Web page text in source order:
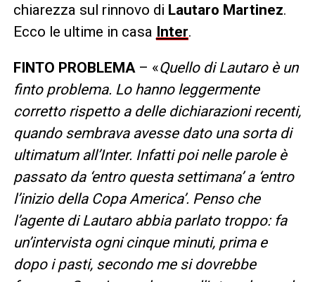
chiarezza sul rinnovo di Lautaro Martinez.
Ecco le ultime in casa Inter.
FINTO PROBLEMA– «Quello di Lautaro è un
finto problema. Lo hanno leggermente
corretto rispetto a delle dichiarazioni recenti,
quando sembrava avesse dato una sorta di
ultimatum all’Inter. Infatti poi nelle parole è
passato da ‘entro questa settimana’ a ‘entro
l’inizio della Copa America’. Penso che
l’agente di Lautaro abbia parlato troppo: fa
un’intervista ogni cinque minuti, prima e
dopo i pasti, secondo me si dovrebbe